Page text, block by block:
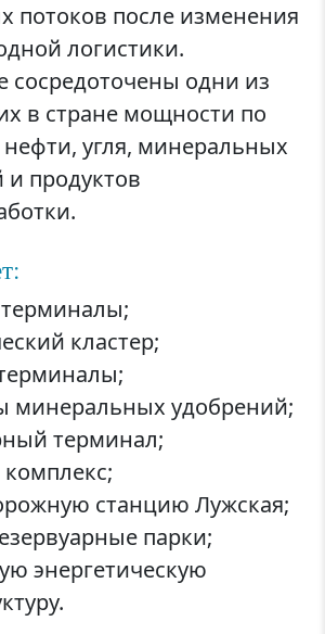
потоков после изменения
логистики.
сосредоточены одни из
в стране мощности по
нефти, угля, минеральных
продуктов
кластер;
минеральных удобрений;
терминал;
станцию Лужская;
парки;
энергетическую